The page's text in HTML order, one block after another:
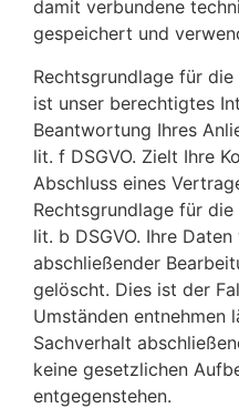
damit verbundene
gespeichert und
Rechtsgrundlage für
ist unser berechtigtes
Beantwortung Ihres
lit. f DSGVO. Zielt Ihre
Abschluss eines
Rechtsgrundlage für
lit. b DSGVO. Ihre
abschließender
gelöscht. Dies ist der
Umständen entnehmen
Sachverhalt
keine gesetzlichen
entgegenstehen.